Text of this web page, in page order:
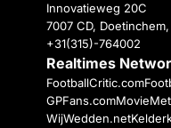
Innovatieweg 20C
7007 CD,
+31(315)-764002
Realtimes
FootballCritic.com
GPFans.com
WijWedden.net